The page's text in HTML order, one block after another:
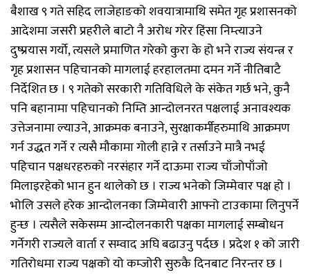
बैशाख ९ गते सहिद लाजेहाङको शवयात्रामाथि समेत गृह प्रशासनको
आदेशमा जसरी प्रहरीले बाटो नै अरोध गरेर हिंसा निम्त्याउने
दुष्प्रयास गर्यो, त्यसले प्रमाणित गरेको कुरा के हो भने राज्य संयन्त्र र
गृह प्रशासन पहिचानको मागलाई हरहालतमा दमन गर्ने नीतिबाटै
निर्देशित छ । ९ गतेको सरकारी गतिविधिले के संकेत गर्छ भने, कुनै
पनि बहानामा पहिचानको निम्ति आन्दोलनरत पक्षलाई अनावश्यक
उत्तेजनामा ल्याउने, आक्रमक बनाउने, सुरक्षाकर्मीहरुमाथि आक्रमण
गर्न उद्धत गर्ने र त्यसै मौकामा गोली हान्ने र तर्साउने मात्रै नभई
पहिचान पक्षधरहरुको नरसंहार गर्ने दाऊमा राज्य चाँजोपाँजो
मिलाइरहेको भान हुन थालेको छ । राज्य भनेको जिम्मेवार पक्ष हो ।
भोलि उसले हरेक आन्दोलनका जिम्मेवारी आफ्नो टाउकामा लिनुपर्ने
हुन्छ । त्यसैले सकेसम्म आन्दोलनकारी पक्षका मागलाई सम्बोधन
गर्नेगरी राज्यले वार्ता र सम्वाद अघि बढाउनु पर्दछ । प्रदेश १ को जारी
गतिरोधमा राज्य पक्षको यो कम्जोरी सुरुकै दिनबाट निरन्तर छ ।